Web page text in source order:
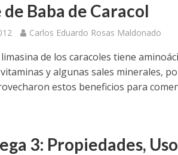
de Baba de Caracol
Carlos Eduardo Rosas Maldonado
de los caracoles tiene
y algunas sales minerales,
estos beneficios para
3: Propiedades,